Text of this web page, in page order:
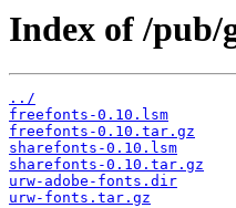
Index of /
../
freefonts-0.10.lsm
freefonts-0.10.tar.gz
sharefonts-0.10.lsm
sharefonts-0.10.tar.gz
urw-adobe-fonts.dir
urw-fonts.tar.gz